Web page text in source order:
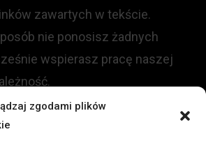
zgodami plików
zawartych w tekście.
nie ponosisz żadnych
wspierasz pracę naszej